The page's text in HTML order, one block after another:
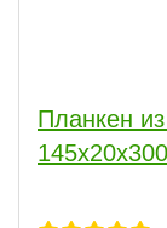
Планкен